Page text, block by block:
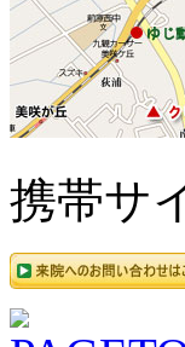
携帯サ